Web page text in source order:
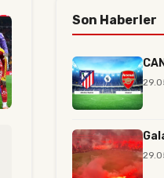
Son Haberler